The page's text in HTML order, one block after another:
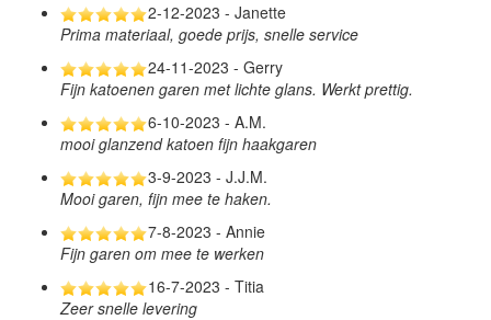
2-12-2023 - Janette
Prima materiaal, goede prijs, snelle service
24-11-2023 - Gerry
Fijn katoenen garen met lichte glans. Werkt prettig.
6-10-2023 - A.M.
mooi glanzend katoen fijn haakgaren
3-9-2023 - J.J.M.
Mooi garen, fijn mee te haken.
7-8-2023 - Annie
Fijn garen om mee te werken
16-7-2023 - Titia
Zeer snelle levering